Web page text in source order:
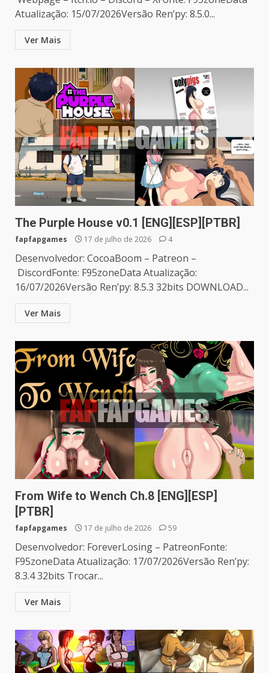
Atualização: 15/07/2026Versão Ren’py: 8.5.0...
Ver Mais
The Purple House v0.1 [ENG][ESP][PTBR]
fapfapgames 17 de julho de 2026 4
Desenvolvedor: CocoaBoom – Patreon –
DiscordFonte: F95zoneData Atualização:
16/07/2026Versão Ren’py: 8.5.3 32bits DOWNLOAD...
Ver Mais
From Wife to Wench Ch.8 [ENG][ESP]
[PTBR]
fapfapgames 17 de julho de 2026 59
Desenvolvedor: ForeverLosing – PatreonFonte:
F95zoneData Atualização: 17/07/2026Versão Ren’py:
8.3.4 32bits Trocar...
Ver Mais